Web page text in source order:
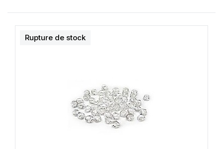
Rupture de stock